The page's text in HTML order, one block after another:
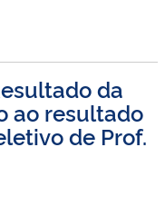
da
ao resultado
de Prof.